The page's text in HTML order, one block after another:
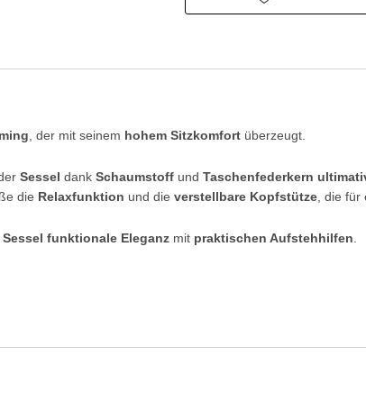
, der mit seinem hohem Sitzkomfort überzeugt.
SesseldankSchaumstoff undTaschenfederkern
die Relaxfunktion und dieverstellbare Kopfstütze , die für
Sessel funktionale Eleganz mit praktischen Aufstehhilfen